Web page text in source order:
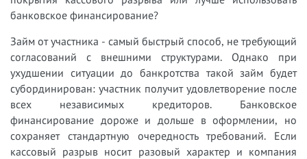
банковское финансирование?
Займ от участника - самый быстрый способ, не требующий
согласований с внешними структурами. Однако при
ухудшении ситуации до банкротства такой займ будет
субординирован: участник получит удовлетворение после
всех независимых кредиторов. Банковское
финансирование дороже и дольше в оформлении, но
сохраняет стандартную очередность требований. Если
кассовый разрыв носит разовый характер и компания